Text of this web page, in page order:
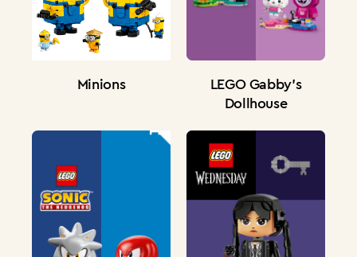
Minions
LEGO Gabby's
Dollhouse